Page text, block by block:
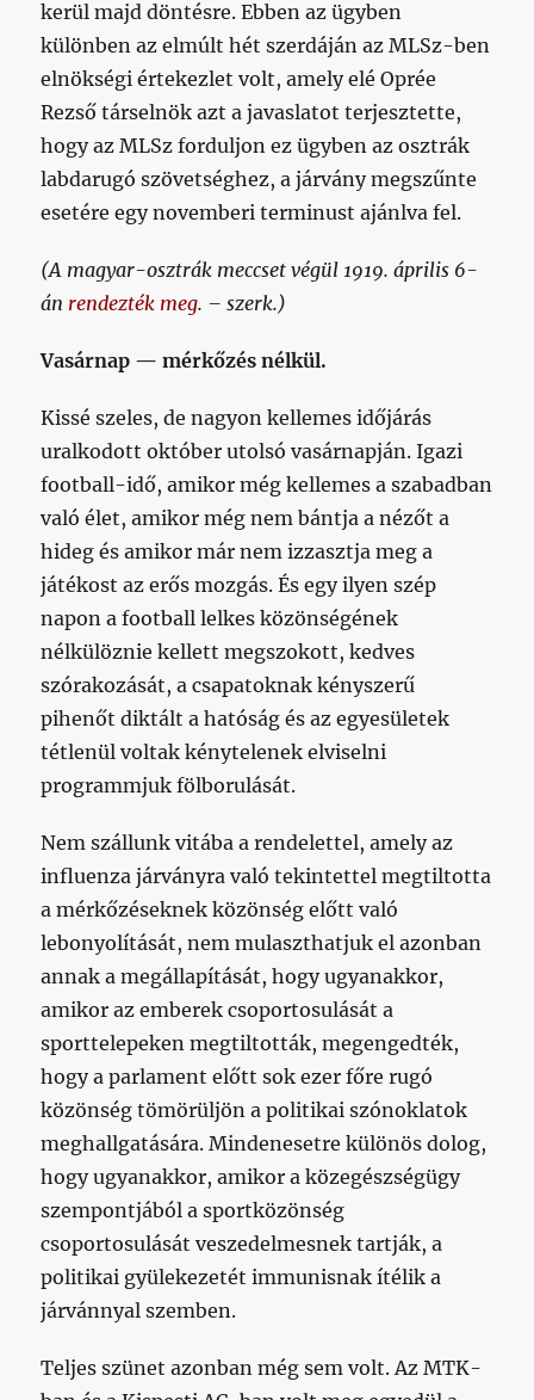
kerül majd döntésre. Ebben az ügyben
különben az elmúlt hét szerdáján az MLSz-ben
elnökségi értekezlet volt, amely elé Oprée
Rezső társelnök azt a javaslatot terjesztette,
hogy az MLSz forduljon ez ügyben az osztrák
labdarugó szövetséghez, a járvány megszűnte
esetére egy novemberi terminust ajánlva fel.
(A magyar-osztrák meccset végül 1919. április 6-
án rendezték meg. – szerk.)
Vasárnap — mérkőzés nélkül.
Kissé szeles, de nagyon kellemes időjárás
uralkodott október utolsó vasárnapján. Igazi
football-idő, amikor még kellemes a szabadban
való élet, amikor még nem bántja a nézőt a
hideg és amikor már nem izzasztja meg a
játékost az erős mozgás. És egy ilyen szép
napon a football lelkes közönségének
nélkülöznie kellett megszokott, kedves
szórakozását, a csapatoknak kényszerű
pihenőt diktált a hatóság és az egyesületek
tétlenül voltak kénytelenek elviselni
programmjuk fölborulását.
Nem szállunk vitába a rendelettel, amely az
influenza járványra való tekintettel megtiltotta
a mérkőzéseknek közönség előtt való
lebonyolítását, nem mulaszthatjuk el azonban
annak a megállapítását, hogy ugyanakkor,
amikor az emberek csoportosulását a
sporttelepeken megtiltották, megengedték,
hogy a parlament előtt sok ezer főre rugó
közönség tömörüljön a politikai szónoklatok
meghallgatására. Mindenesetre különös dolog,
hogy ugyanakkor, amikor a közegészségügy
szempontjából a sportközönség
csoportosulását veszedelmesnek tartják, a
politikai gyülekezetét immunisnak ítélik a
járvánnyal szemben.
Teljes szünet azonban még sem volt. Az MTK-